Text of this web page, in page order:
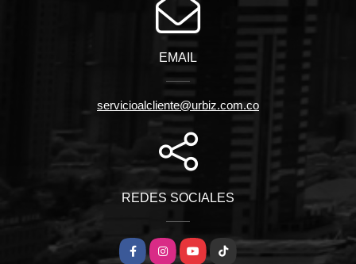
EMAIL
servicioalcliente@urbiz.com.co
REDES SOCIALES
FacebookInstagramYouTubeTikTok